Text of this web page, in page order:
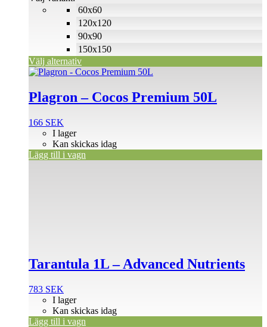
60x60
120x120
90x90
150x150
Välj alternativ
Plagron – Cocos Premium 50L
166 SEK
I lager
Kan skickas idag
Lägg till i vagn
Tarantula 1L – Advanced Nutrients
783 SEK
I lager
Kan skickas idag
Lägg till i vagn